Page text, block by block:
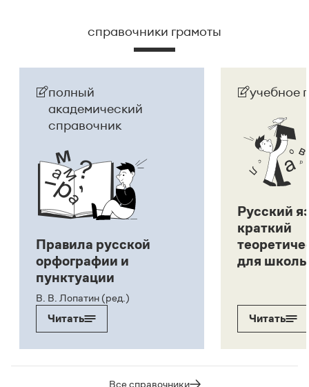
справочники грамоты
полный
академический
справочник
Правила русской
орфографии и
пунктуации
В. В. Лопатин (ред.)
Читать
учебное
Русский
краткий
для
Читать
Все справочники